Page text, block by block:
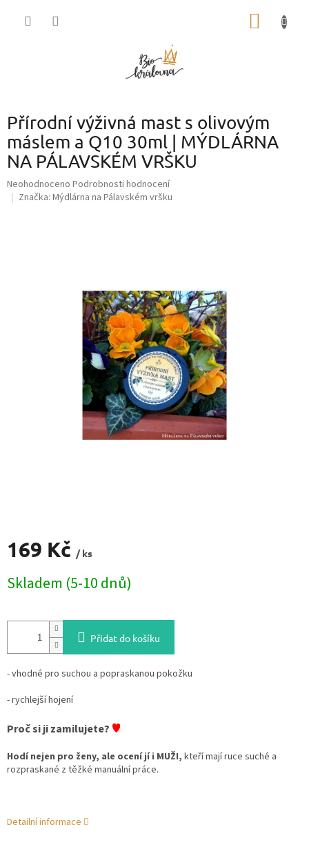
Přírodní výživná mast s olivovým
máslem a Q10 30ml | MÝDLÁRNA
NA PÁLAVSKÉM VRŠKU
Průměrné
hodnocení
Neohodnoceno Podrobnosti hodnocení
Značka: Mýdlárna na Pálavském vršku
169 Kč / ks
cena:
Skladem (5-10 dnů)
Přidat do košíku
- vhodné pro suchou a popraskanou pokožku
- rychlejší hojení
Proč si ji zamilujete? ♥
Hodí nejen pro ženy, ale ocení jí i MUŽI, kteří mají ruce suché a
rozpraskané z těžké manuální práce.
Detailní informace